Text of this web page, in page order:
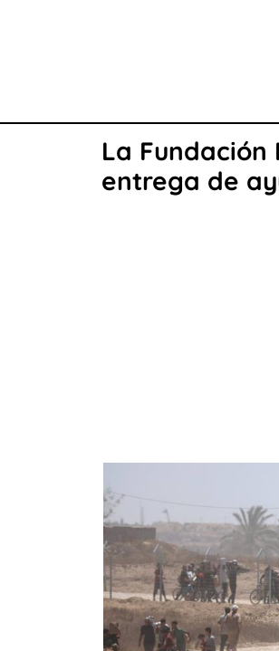
La
entrega de